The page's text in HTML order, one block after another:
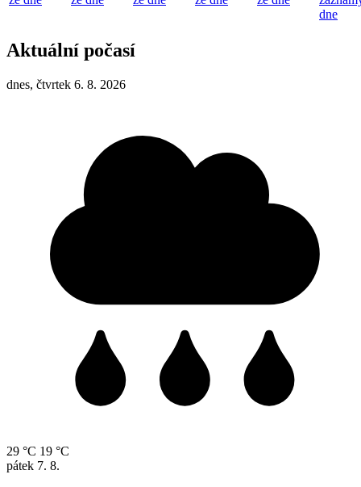
dne
Aktuální počasí
dnes, čtvrtek 6. 8. 2026
29 °C 19 °C
pátek 7. 8.